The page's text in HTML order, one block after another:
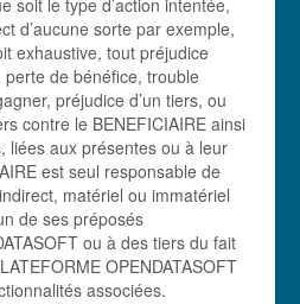
soit le type d’action intentée,
d’aucune sorte par exemple,
exhaustive, tout préjudice
de bénéfice, trouble
préjudice d’un tiers, ou
contre le BENEFICIAIRE ainsi
liées aux présentes ou à leur
est seul responsable de
matériel ou immatériel
de ses préposés
ou à des tiers du fait
OPENDATASOFT
associées.